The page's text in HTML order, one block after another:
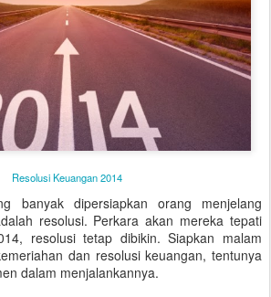
Resolusi Keuangan 2014
banyak dipersiapkan orang menjelang
resolusi. Perkara akan mereka tepati
resolusi tetap dibikin. Siapkan malam
dan resolusi keuangan, tentunya
dalam menjalankannya.